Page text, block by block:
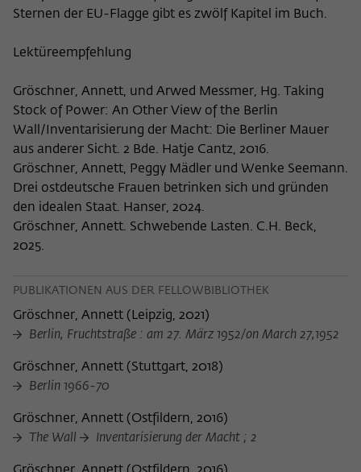
Sternen der EU-Flagge gibt es zwölf Kapitel im Buch.
Lektüreempfehlung
Gröschner, Annett, und Arwed Messmer, Hg. Taking
Stock of Power: An Other View of the Berlin
Wall/Inventarisierung der Macht: Die Berliner Mauer
aus anderer Sicht. 2 Bde. Hatje Cantz, 2016.
Gröschner, Annett, Peggy Mädler und Wenke Seemann.
Drei ostdeutsche Frauen betrinken sich und gründen
den idealen Staat. Hanser, 2024.
Gröschner, Annett. Schwebende Lasten. C.H. Beck,
2025.
PUBLIKATIONEN AUS DER FELLOWBIBLIOTHEK
Gröschner, Annett ( Leipzig, 2021)
Berlin, Fruchtstraße : am 27. März 1952/on March 27,1952
Gröschner, Annett (Stuttgart, 2018)
Berlin 1966-70
Gröschner, Annett (Ostfildern, 2016)
The Wall
Inventarisierung der Macht ; 2